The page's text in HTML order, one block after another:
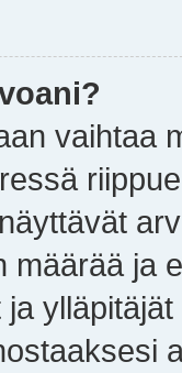
vaihtaa
määrää ja